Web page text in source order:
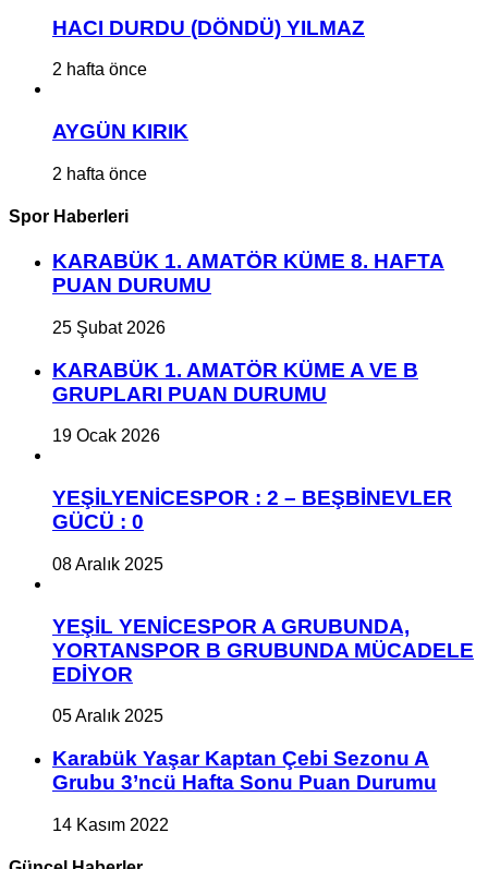
HACI DURDU (DÖNDÜ) YILMAZ
2 hafta önce
AYGÜN KIRIK
2 hafta önce
Spor Haberleri
KARABÜK 1. AMATÖR KÜME 8. HAFTA
PUAN DURUMU
25 Şubat 2026
KARABÜK 1. AMATÖR KÜME A VE B
GRUPLARI PUAN DURUMU
19 Ocak 2026
YEŞİLYENİCESPOR : 2 – BEŞBİNEVLER
GÜCÜ : 0
08 Aralık 2025
YEŞİL YENİCESPOR A GRUBUNDA,
YORTANSPOR B GRUBUNDA MÜCADELE
EDİYOR
05 Aralık 2025
Karabük Yaşar Kaptan Çebi Sezonu A
Grubu 3’ncü Hafta Sonu Puan Durumu
14 Kasım 2022